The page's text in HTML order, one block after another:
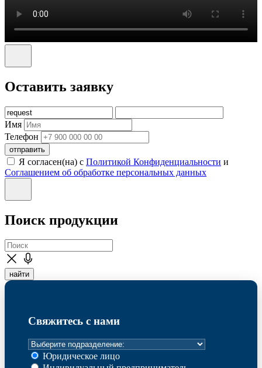
Оставить заявку
Имя
Телефон
отправить
Я согласен(на) с Политикой Конфиденциальности и
Соглашением об обработке персональных данных
Поиск продукции
найти
Свяжитесь с нами
Юридическое лицо